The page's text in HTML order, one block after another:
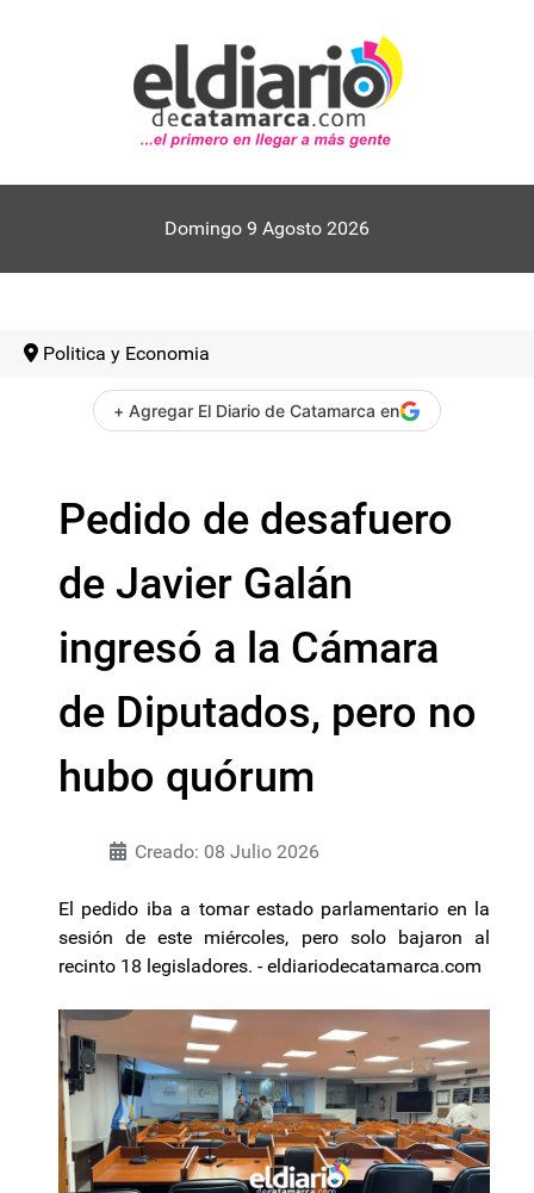
Domingo 9 Agosto 2026
Politica y Economia
+ Agregar El Diario de Catamarca en
Pedido de desafuero
de Javier Galán
ingresó a la Cámara
de Diputados, pero no
hubo quórum
Creado: 08 Julio 2026
El pedido iba a tomar estado parlamentario en la
sesión de este miércoles, pero solo bajaron al
recinto 18 legisladores. - eldiariodecatamarca.com